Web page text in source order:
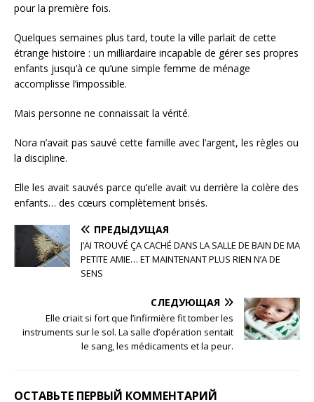
pour la première fois.
Quelques semaines plus tard, toute la ville parlait de cette
étrange histoire : un milliardaire incapable de gérer ses propres
enfants jusqu’à ce qu’une simple femme de ménage
accomplisse l’impossible.
Mais personne ne connaissait la vérité.
Nora n’avait pas sauvé cette famille avec l’argent, les règles ou
la discipline.
Elle les avait sauvés parce qu’elle avait vu derrière la colère des
enfants… des cœurs complètement brisés.
ПРЕДЫДУЩАЯ
J’AI TROUVÉ ÇA CACHÉ DANS LA SALLE DE BAIN DE MA
PETITE AMIE… ET MAINTENANT PLUS RIEN N’A DE
SENS
СЛЕДУЮЩАЯ
Elle criait si fort que l’infirmière fit tomber les
instruments sur le sol. La salle d’opération sentait
le sang, les médicaments et la peur.
ОСТАВЬТЕ ПЕРВЫЙ КОММЕНТАРИЙ